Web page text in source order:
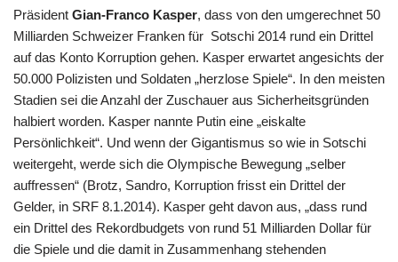
Präsident Gian-Franco Kasper, dass von den umgerechnet 50
Milliarden Schweizer Franken für Sotschi 2014 rund ein Drittel
auf das Konto Korruption gehen. Kasper erwartet angesichts der
50.000 Polizisten und Soldaten „herzlose Spiele“. In den meisten
Stadien sei die Anzahl der Zuschauer aus Sicherheitsgründen
halbiert worden. Kasper nannte Putin eine „eiskalte
Persönlichkeit“. Und wenn der Gigantismus so wie in Sotschi
weitergeht, werde sich die Olympische Bewegung „selber
auffressen“ (Brotz, Sandro, Korruption frisst ein Drittel der
Gelder, in SRF 8.1.2014). Kasper geht davon aus, „dass rund
ein Drittel des Rekordbudgets von rund 51 Milliarden Dollar für
die Spiele und die damit in Zusammenhang stehenden